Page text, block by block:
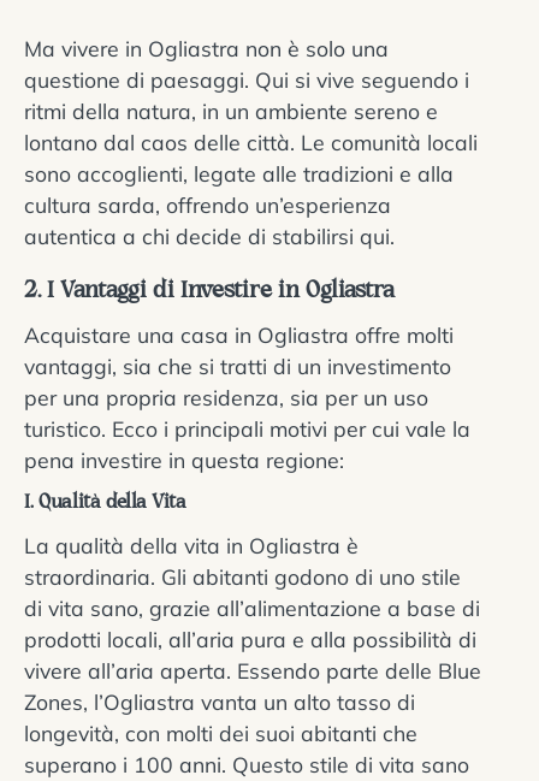
Ma vivere in Ogliastra non è solo una
questione di paesaggi. Qui si vive seguendo i
ritmi della natura, in un ambiente sereno e
lontano dal caos delle città. Le comunità locali
sono accoglienti, legate alle tradizioni e alla
cultura sarda, offrendo un’esperienza
autentica a chi decide di stabilirsi qui.
2. I Vantaggi di Investire in Ogliastra
Acquistare una casa in Ogliastra offre molti
vantaggi, sia che si tratti di un investimento
per una propria residenza, sia per un uso
turistico. Ecco i principali motivi per cui vale la
pena investire in questa regione:
I. Qualità della Vita
La qualità della vita in Ogliastra è
straordinaria. Gli abitanti godono di uno stile
di vita sano, grazie all’alimentazione a base di
prodotti locali, all’aria pura e alla possibilità di
vivere all’aria aperta. Essendo parte delle Blue
Zones, l’Ogliastra vanta un alto tasso di
longevità, con molti dei suoi abitanti che
superano i 100 anni. Questo stile di vita sano